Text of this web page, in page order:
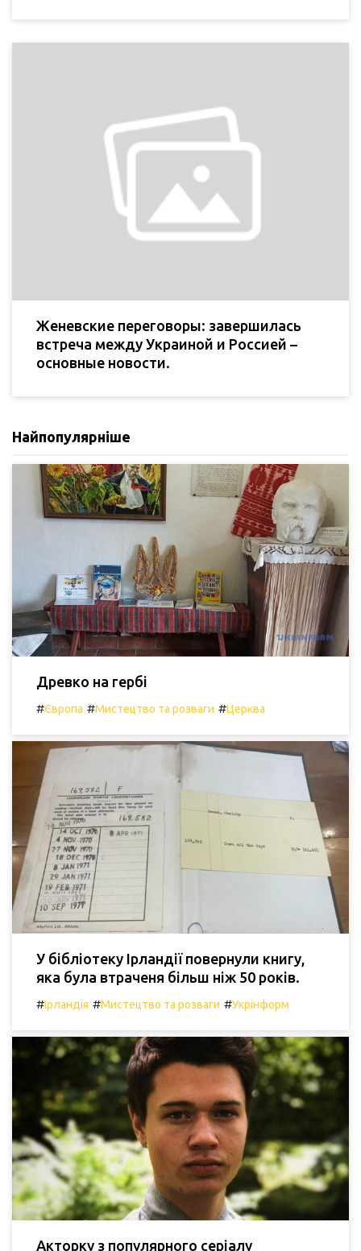
Женевские переговоры: завершилась
встреча между Украиной и Россией –
основные новости.
Найпопулярніше
Древко на гербі
#Європа #Мистецтво та розваги #Церква
У бібліотеку Ірландії повернули книгу,
яка була втраченя більш ніж 50 років.
#Ірландія #Мистецтво та розваги #Укрінформ
Акторку з популярного серіалу